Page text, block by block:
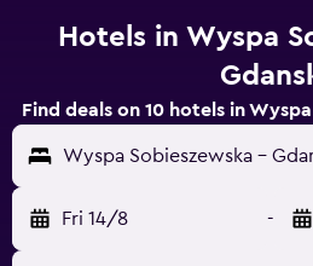
Hotels in Wyspa
Find deals on 10 hotels in
Wyspa Sobieszewska -
Fri 14/8 -